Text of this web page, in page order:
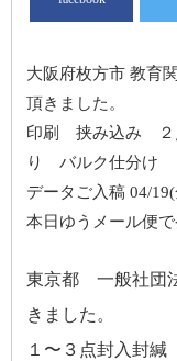
大阪府枚方市 教育
頂きました。
印刷 挟み込み ２
り バルク仕分け
データご入稿 04/
本日ゆうメール便で
東京都 一般社団
きました。
１〜３点封入封